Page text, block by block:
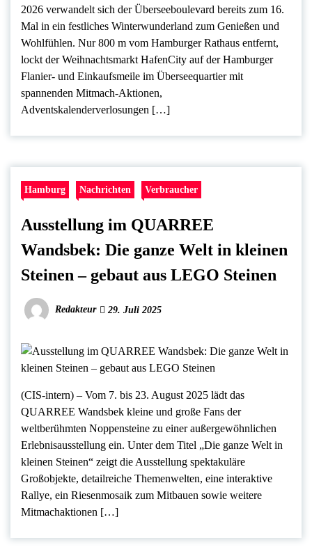
2026 verwandelt sich der Überseeboulevard bereits zum 16.
Mal in ein festliches Winterwunderland zum Genießen und
Wohlfühlen. Nur 800 m vom Hamburger Rathaus entfernt,
lockt der Weihnachtsmarkt HafenCity auf der Hamburger
Flanier- und Einkaufsmeile im Überseequartier mit
spannenden Mitmach-Aktionen,
Adventskalenderverlosungen […]
Hamburg Nachrichten Verbraucher
Ausstellung im QUARREE
Wandsbek: Die ganze Welt in kleinen
Steinen – gebaut aus LEGO Steinen
Redakteur 29. Juli 2025
(CIS-intern) – Vom 7. bis 23. August 2025 lädt das
QUARREE Wandsbek kleine und große Fans der
weltberühmten Noppensteine zu einer außergewöhnlichen
Erlebnisausstellung ein. Unter dem Titel „Die ganze Welt in
kleinen Steinen“ zeigt die Ausstellung spektakuläre
Großobjekte, detailreiche Themenwelten, eine interaktive
Rallye, ein Riesenmosaik zum Mitbauen sowie weitere
Mitmachaktionen […]